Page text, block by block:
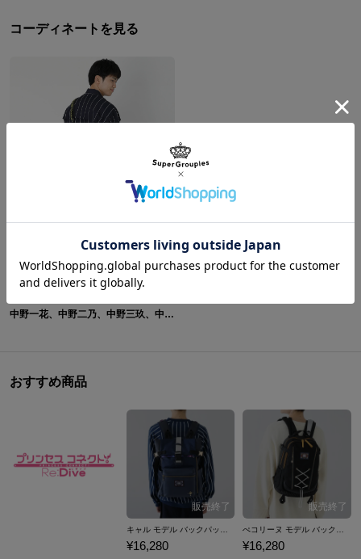
コーディネートを見る
中野一花、中野二乃、中野三玖、中野四葉、中野五月 モデル バッグ＆スニーカー 五等分の花嫁
おすすめ商品
¥16,280 ¥16,280